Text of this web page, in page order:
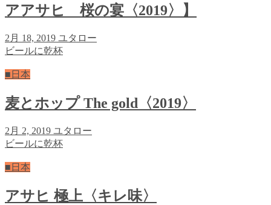
アアサヒ 桜の宴〈2019〉】
2月 18, 2019 ユタロー
ビールに乾杯
■日本
麦とホップ The gold〈2019〉
2月 2, 2019 ユタロー
ビールに乾杯
■日本
アサヒ 極上〈キレ味〉